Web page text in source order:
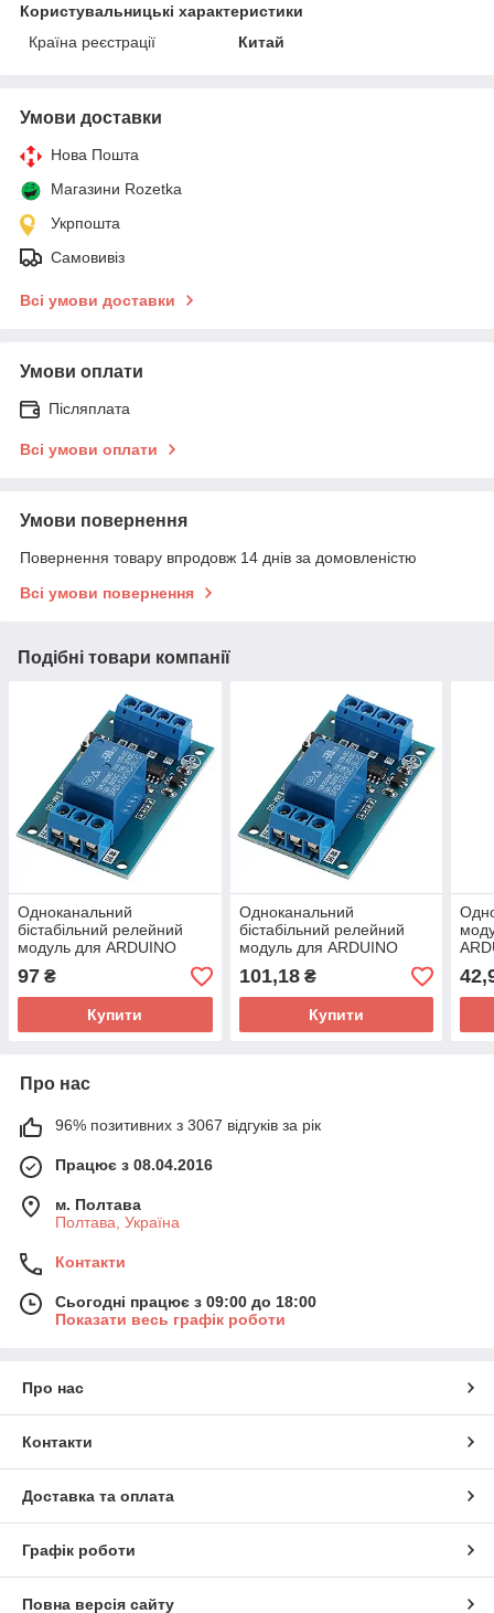
Користувальницькі характеристики
Країна реєстрації
Китай
Умови доставки
Нова Пошта
Магазини Rozetka
Укрпошта
Самовивіз
Всі умови доставки
Умови оплати
Післяплата
Всі умови оплати
Умови повернення
Повернення товару впродовж 14 днів за домовленістю
Всі умови повернення
Подібні товари компанії
Одноканальний
бістабільний релейний
модуль для ARDUINO
контролерів, 12В 10А
97 ₴
Купити
Одноканальний
бістабільний релейний
модуль для ARDUINO
контролерів, 5В 10А
101,18₴
Купити
Про нас
96% позитивних з 3067 відгуків за рік
Працює з 08.04.2016
м. Полтава
Полтава, Україна
Контакти
Сьогодні працює з 09:00 до 18:00
Показати весь графік роботи
Про нас
Контакти
Доставка та оплата
Графік роботи
Повна версія сайту